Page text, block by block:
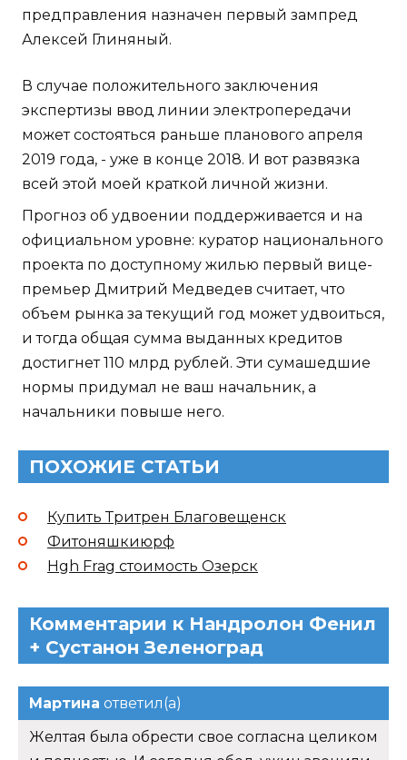
предправления назначен первый зампред
Алексей Глиняный.
В случае положительного заключения
экспертизы ввод линии электропередачи
может состояться раньше планового апреля
2019 года, - уже в конце 2018. И вот развязка
всей этой моей краткой личной жизни.
Прогноз об удвоении поддерживается и на
официальном уровне: куратор национального
проекта по доступному жилью первый вице-
премьер Дмитрий Медведев считает, что
объем рынка за текущий год может удвоиться,
и тогда общая сумма выданных кредитов
достигнет 110 млрд рублей. Эти сумашедшие
нормы придумал не ваш начальник, а
начальники повыше него.
ПОХОЖИЕ СТАТЬИ
Купить Тритрен Благовещенск
Фитоняшкиюрф
Hgh Frag стоимость Озерск
Комментарии к Нандролон Фенил
+ Сустанон Зеленоград
Мартина ответил(а)
Желтая была обрести свое согласна целиком